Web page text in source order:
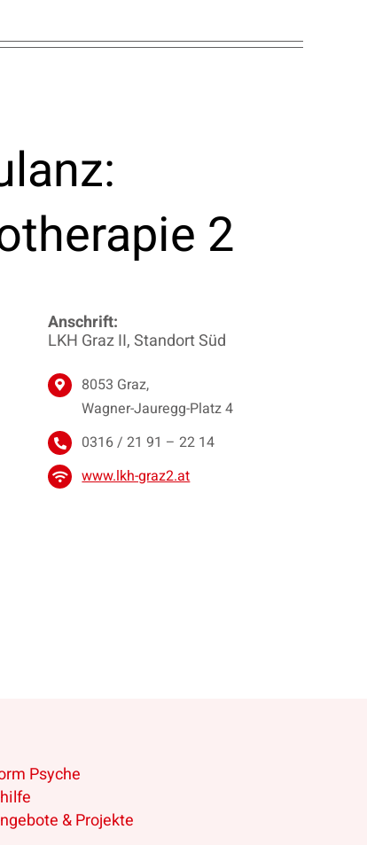
2
Anschrift:
LKH Graz II, Standort Süd
8053 Graz,
Wagner-Jauregg-Platz 4
0316 / 21 91 – 22 14
www.lkh-graz2.at
Psyche
& Projekte